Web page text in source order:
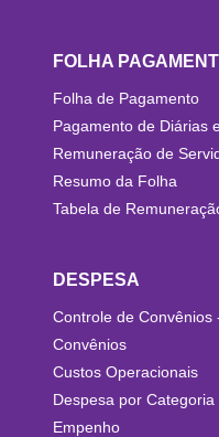
FOLHA
Folha de Pagamento
Pagamento de Diárias
Remuneração de
Resumo da Folha
Tabela de
DESPESA
Controle de
Convênios
Custos Operacionais
Despesa por Categoria
Empenho